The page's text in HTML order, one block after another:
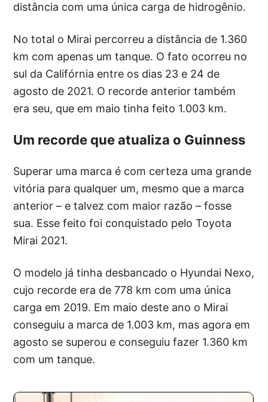
distância com uma única carga de hidrogênio.
No total o Mirai percorreu a distância de 1.360
km com apenas um tanque. O fato ocorreu no
sul da Califórnia entre os dias 23 e 24 de
agosto de 2021. O recorde anterior também
era seu, que em maio tinha feito 1.003 km.
Um recorde que atualiza o Guinness
Superar uma marca é com certeza uma grande
vitória para qualquer um, mesmo que a marca
anterior – e talvez com maior razão – fosse
sua. Esse feito foi conquistado pelo Toyota
Mirai 2021.
O modelo já tinha desbancado o Hyundai Nexo,
cujo recorde era de 778 km com uma única
carga em 2019. Em maio deste ano o Mirai
conseguiu a marca de 1.003 km, mas agora em
agosto se superou e conseguiu fazer 1.360 km
com um tanque.